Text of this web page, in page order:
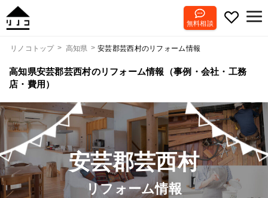
無料相談
リノコトップ 高知県 安芸郡芸西村のリフォーム情報
高知県安芸郡芸西村のリフォーム情報（事例・会社・工務
店・費用）
安芸郡芸西村
リフォーム情報